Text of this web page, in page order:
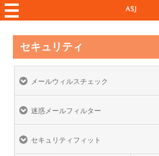
セキュリティ
メールウィルスチェック
迷惑メールフィルター
セキュリティフィット